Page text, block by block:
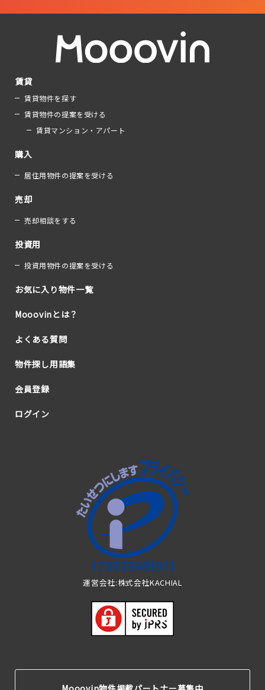
賃貸
賃貸物件を探す
賃貸物件の提案を受ける
賃貸マンション・アパート
購入
居住用物件の提案を受ける
売却
売却相談をする
投資用
投資用物件の提案を受ける
お気に入り物件一覧
Mooovinとは？
よくある質問
物件探し用語集
会員登録
ログイン
運営会社:株式会社KACHIAL